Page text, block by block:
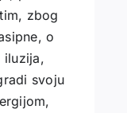
zbog
o
iluzija,
svoju